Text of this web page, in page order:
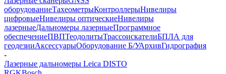
оборудованиеТахеометрыКонтроллерыНивелиры
цифровыеНивелиры оптическиеНивелиры
лазерныеДальномеры лазерныеПрограммное
обеспечениеПВПТеодолитыТрассоискателиБПЛА для
геодезииАксессуарыОборудование Б/УАрхивГидрография
-
Лазерные дальномеры Leica DISTO